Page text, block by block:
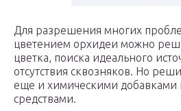
Для разрешения многих
цветением орхидеи можно
цветка, поиска идеального
отсутствия сквозняков. Но
еще и химическими
средствами.